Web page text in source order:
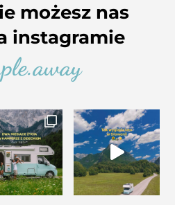
możesz nas
instagramie